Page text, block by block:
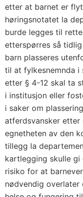
etter at barnet er
høringsnotatet la
burde legges til
etterspørres så
barn plasseres
til at fylkesnemnda i
etter § 4-12 skal ta
i institusjon eller
i saker om
atferdsvansker
egnetheten av den
tillegg la
kartlegging skulle
risiko for at
nødvendig overlater